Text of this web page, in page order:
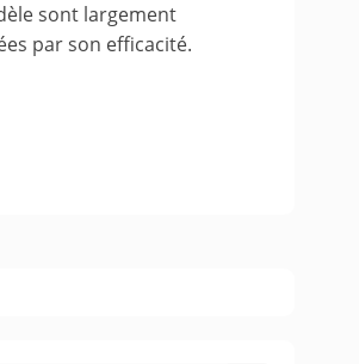
sont largement
par son efficacité.